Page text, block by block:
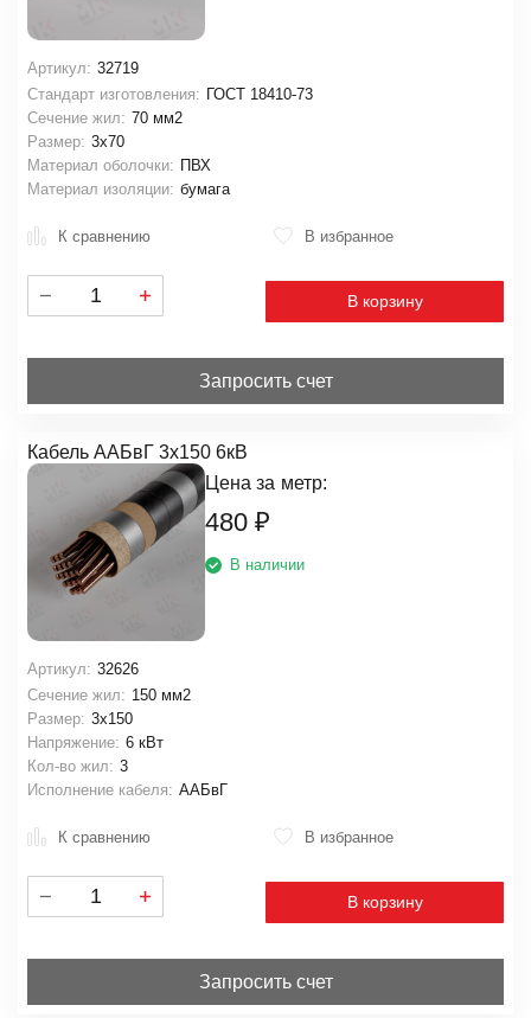
Артикул: 32719
Стандарт изготовления: ГОСТ 18410-73
Сечение жил: 70 мм2
Размер: 3х70
Материал оболочки: ПВХ
Материал изоляции: бумага
К сравнению В избранное
В корзину
Запросить счет
Кабель ААБвГ 3х150 6кВ
Цена за метр:
480 ₽
В наличии
Артикул: 32626
Сечение жил: 150 мм2
Размер: 3х150
Напряжение: 6 кВт
Кол-во жил: 3
Исполнение кабеля: ААБвГ
К сравнению В избранное
В корзину
Запросить счет